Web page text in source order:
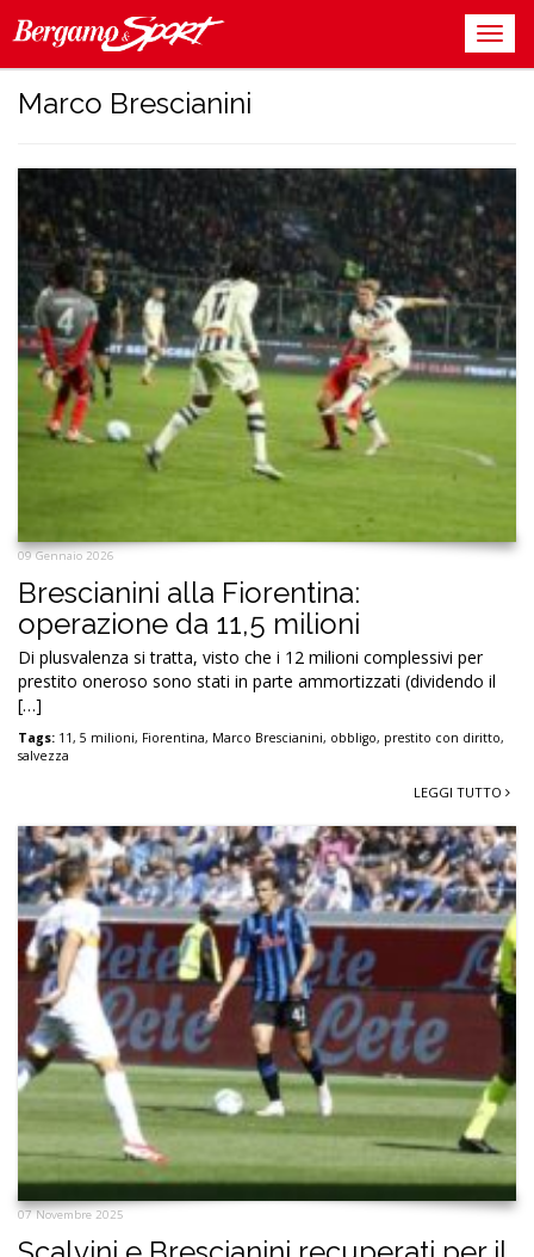
Marco Brescianini
09 Gennaio 2026
Brescianini alla Fiorentina:
operazione da 11,5 milioni
Di plusvalenza si tratta, visto che i 12 milioni complessivi per
prestito oneroso sono stati in parte ammortizzati (dividendo il
[…]
Tags: 11, 5 milioni, Fiorentina, Marco Brescianini, obbligo, prestito con diritto,
salvezza
LEGGI TUTTO
07 Novembre 2025